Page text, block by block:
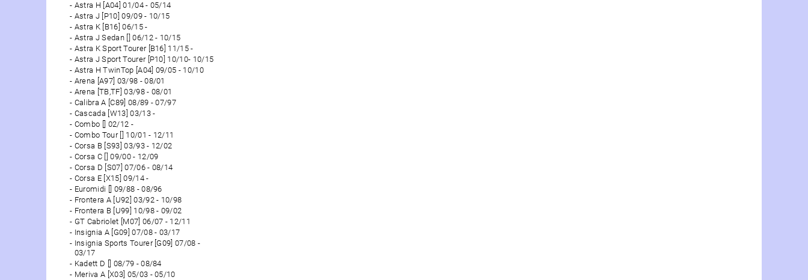
Astra H [A04] 01/04 - 05/14
Astra J [P10] 09/09 - 10/15
Astra K [B16] 06/15 -
Astra J Sedan [] 06/12 - 10/15
Astra K Sport Tourer [B16] 11/15 -
Astra J Sport Tourer [P10] 10/10- 10/15
Astra H TwinTop [A04] 09/05 - 10/10
Arena [A97] 03/98 - 08/01
Arena [TB,TF] 03/98 - 08/01
Calibra A [C89] 08/89 - 07/97
Cascada [W13] 03/13 -
Combo [] 02/12 -
Combo Tour [] 10/01 - 12/11
Corsa B [S93] 03/93 - 12/02
Corsa C [] 09/00 - 12/09
Corsa D [S07] 07/06 - 08/14
Corsa E [X15] 09/14 -
Euromidi [] 09/88 - 08/96
Frontera A [U92] 03/92 - 10/98
Frontera B [U99] 10/98 - 09/02
GT Cabriolet [M07] 06/07 - 12/11
Insignia A [G09] 07/08 - 03/17
Insignia Sports Tourer [G09] 07/08 -
03/17
Kadett D [] 08/79 - 08/84
Meriva A [X03] 05/03 - 05/10